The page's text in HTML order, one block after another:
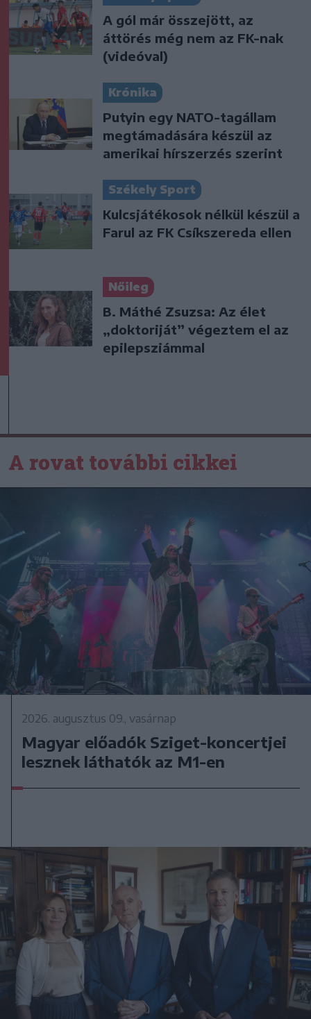
A gól már összejött, az
áttörés még nem az FK-nak
(videóval)
Krónika
Putyin egy NATO-tagállam
megtámadására készül az
amerikai hírszerzés szerint
Székely Sport
Kulcsjátékosok nélkül készül a
Farul az FK Csíkszereda ellen
Nőileg
B. Máthé Zsuzsa: Az élet
„doktoriját” végeztem el az
epilepsziámmal
A rovat további cikkei
2026. augusztus 09., vasárnap
Magyar előadók Sziget-koncertjei
lesznek láthatók az M1-en